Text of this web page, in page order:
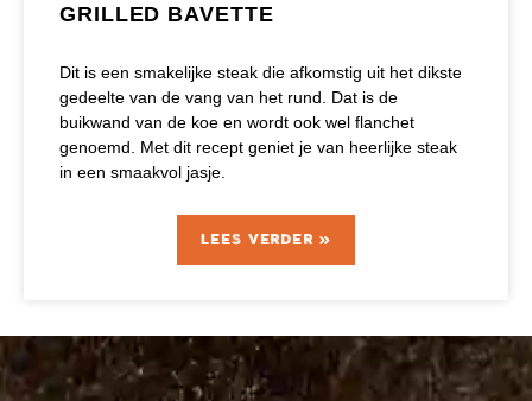
GRILLED BAVETTE
Dit is een smakelijke steak die afkomstig uit het dikste
gedeelte van de vang van het rund. Dat is de
buikwand van de koe en wordt ook wel flanchet
genoemd. Met dit recept geniet je van heerlijke steak
in een smaakvol jasje.
LEES VERDER »